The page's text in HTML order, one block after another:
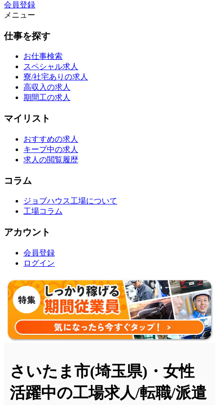
会員登録
メニュー
仕事を探す
お仕事検索
スペシャル求人
寮/社宅ありの求人
高収入の求人
期間工の求人
マイリスト
おすすめの求人
キープ中の求人
求人の閲覧履歴
コラム
ジョブハウス工場について
工場コラム
アカウント
会員登録
ログイン
さいたま市(埼玉県)・女性
活躍中の工場求人/転職/派遣